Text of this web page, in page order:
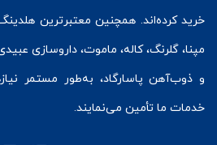
خرید کرده‌اند. همچنین معتبرترین
مپنا، گلرنگ، کاله، ماموت، داروسازی
و ذوب‌آهن پاسارگاد، به‌طور مستمر
خدمات ما تأمین می‌نمایند.